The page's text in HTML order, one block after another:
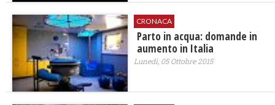
CRONACA
Parto in acqua: domande in
aumento in Italia
Lunedì, 05 Ottobre 2015